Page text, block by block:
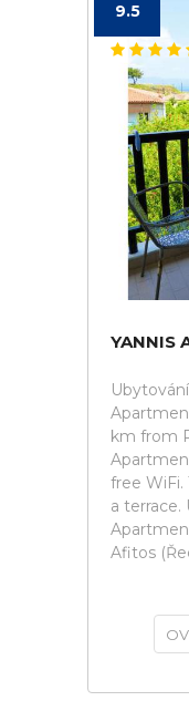
9.5
YANNIS
km from
free
a terrace.
Afitos